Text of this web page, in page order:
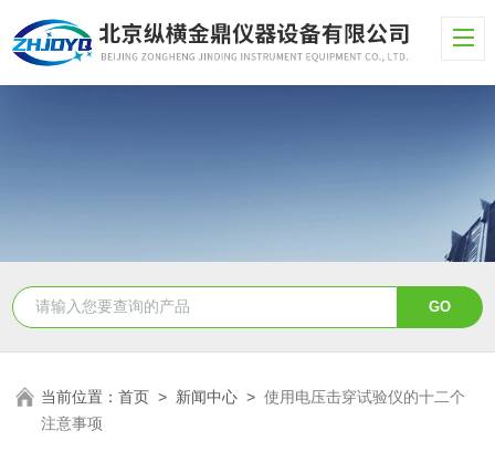
当前位置：首页 > 新闻中心 >使用电压击穿试验仪的十二个
注意事项